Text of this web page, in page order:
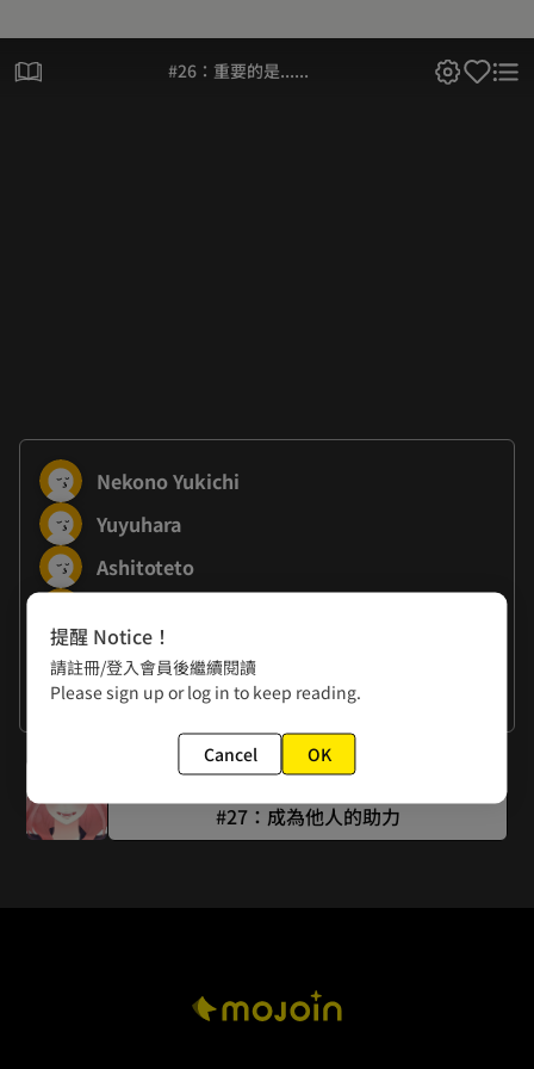
#26：重要的是......
Nekono Yukichi
Yuyuhara
Ashitoteto
作者的話
謝謝大家
#27：成為他人的助力
提醒 Notice！
請註冊/登入會員後繼續閱讀
Please sign up or log in to keep reading.
Cancel OK